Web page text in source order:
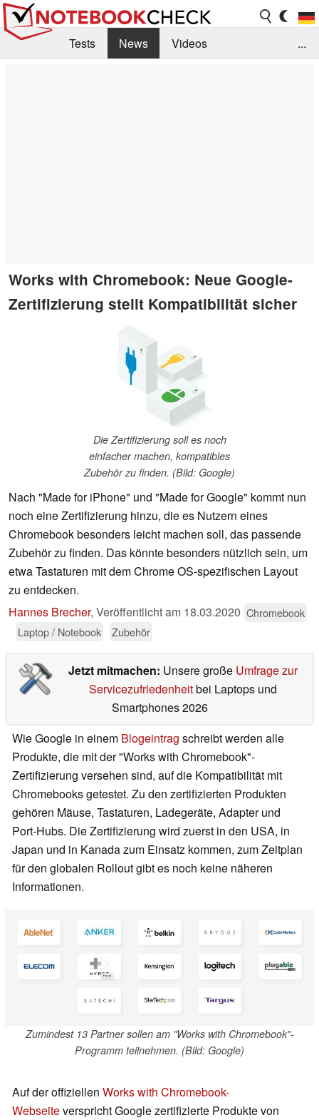
Tests News
Videos
...
Works with Chromebook: Neue Google-
Zertifizierung stellt Kompatibilität sicher
Die Zertifizierung soll es noch
einfacher machen, kompatibles
Zubehör zu finden. (Bild: Google)
Nach "Made for iPhone" und "Made for Google" kommt nun
noch eine Zertifizierung hinzu, die es Nutzern eines
Chromebook besonders leicht machen soll, das passende
Zubehör zu finden. Das könnte besonders nützlich sein, um
etwa Tastaturen mit dem Chrome OS-spezifischen Layout
zu entdecken.
Hannes Brecher, Veröffentlicht am 18.03.2020 Chromebook
Laptop / Notebook
Zubehör
Jetzt mitmachen: Unsere große Umfrage zur
Servicezufriedenheitbei Laptops und
Smartphones 2026
Wie Google in einem Blogeintrag schreibt werden alle
Produkte, die mit der "Works with Chromebook"-
Zertifizierung versehen sind, auf die Kompatibilität mit
Chromebooks getestet. Zu den zertifizierten Produkten
gehören Mäuse, Tastaturen, Ladegeräte, Adapter und
Port-Hubs. Die Zertifizierung wird zuerst in den USA, in
Japan und in Kanada zum Einsatz kommen, zum Zeitplan
für den globalen Rollout gibt es noch keine näheren
Informationen.
Zumindest 13 Partner sollen am "Works with Chromebook"-
Programm teilnehmen. (Bild: Google)
Auf der offiziellen Works with Chromebook-
Webseiteverspricht Google zertifizierte Produkte von